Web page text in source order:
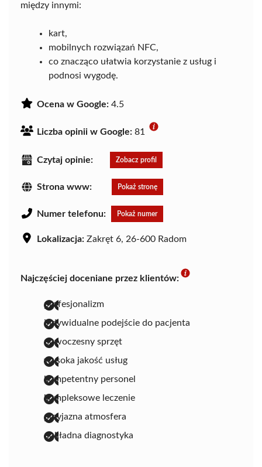
między innymi:
kart,
mobilnych rozwiązań NFC,
co znacząco ułatwia korzystanie z usług i
podnosi wygodę.
Ocena w Google: 4.5
Liczba opinii w Google: 81
Czytaj opinie: Zobacz profil
Strona www: Pokaż stronę
Numer telefonu: Pokaż numer
Lokalizacja: Zakręt 6, 26-600 Radom
Najczęściej doceniane przez klientów:
profesjonalizm
indywidualne podejście do pacjenta
nowoczesny sprzęt
wysoka jakość usług
kompetentny personel
kompleksowe leczenie
przyjazna atmosfera
dokładna diagnostyka